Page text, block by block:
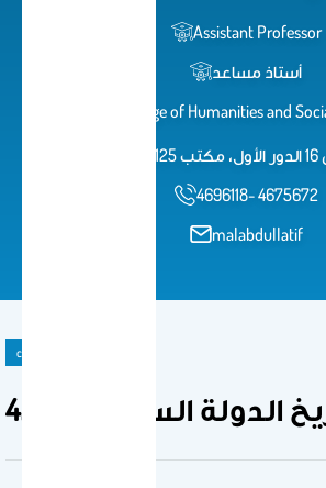
Assistant Professor
أستاذ مساعد
College of Humanities and
4696118- 4675672
malabdullatif
course
الدولة السعودية